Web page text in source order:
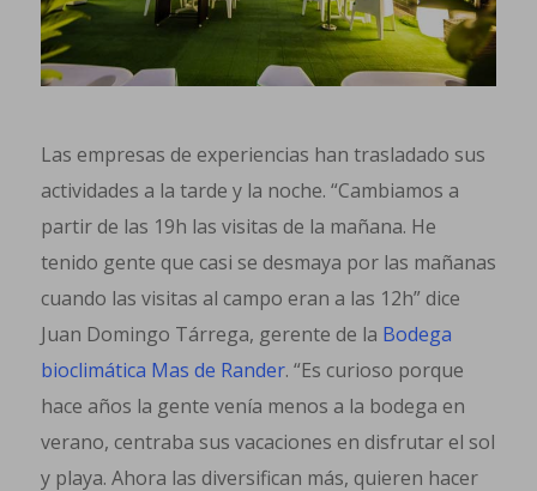
Las empresas de experiencias han trasladado sus
actividades a la tarde y la noche. “Cambiamos a
partir de las 19h las visitas de la mañana. He
tenido gente que casi se desmaya por las mañanas
cuando las visitas al campo eran a las 12h” dice
Juan Domingo Tárrega, gerente de la Bodega
bioclimática Mas de Rander. “Es curioso porque
hace años la gente venía menos a la bodega en
verano, centraba sus vacaciones en disfrutar el sol
y playa. Ahora las diversifican más, quieren hacer